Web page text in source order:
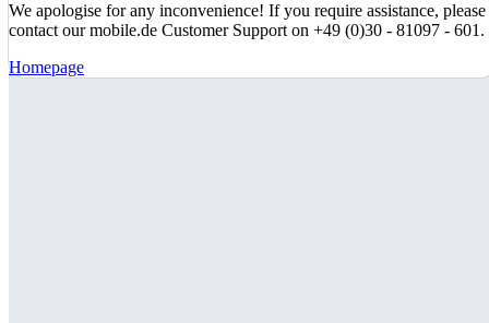
We apologise for any inconvenience! If you require assistance, please
contact our mobile.de Customer Support on +49 (0)30 - 81097 - 601.
Homepage